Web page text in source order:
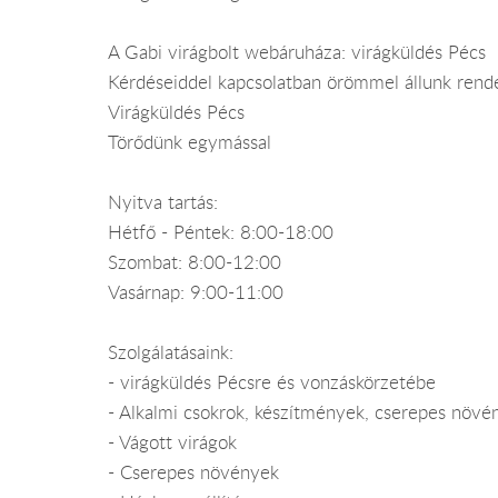
A Gabi virágbolt webáruháza: virágküldés Pécs
Kérdéseiddel kapcsolatban örömmel állunk
Virágküldés Pécs
Törődünk egymással
Nyitva tartás:
Hétfő - Péntek: 8:00-18:00
Szombat: 8:00-12:00
Vasárnap: 9:00-11:00
Szolgálatásaink:
- virágküldés Pécsre és vonzáskörzetébe
- Alkalmi csokrok, készítmények, cserepes
- Vágott virágok
- Cserepes növények